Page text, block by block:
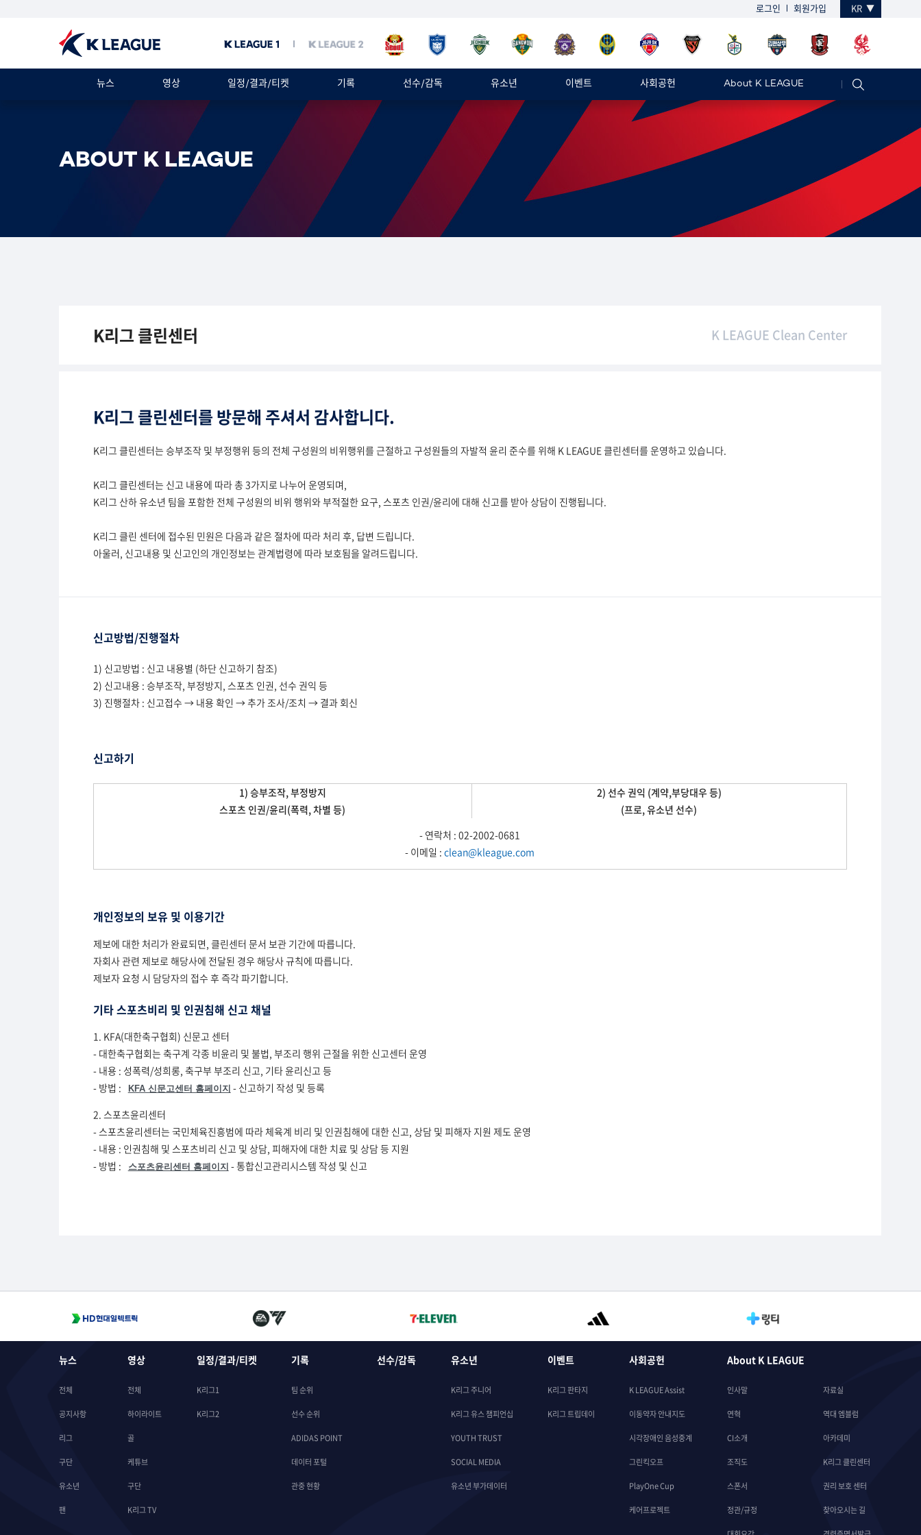
로그인 회원가입 KR
뉴스 영상 일정/결과/티켓 기록 선수/감독 유소년 이벤트 사회공헌 About K LEAGUE
ABOUT K LEAGUE
K리그 클린센터 K LEAGUE Clean Center
K리그 클린센터를 방문해 주셔서 감사합니다.
K리그 클린센터는 승부조작 및 부정행위 등의 전체 구성원의 비위행위를 근절하고 구성원들의 자발적 윤리 준수를 위해 K LEAGUE 클린센터를 운영하고 있습니다.
K리그 클린센터는 신고 내용에 따라 총 3가지로 나누어 운영되며,
K리그 산하 유소년 팀을 포함한 전체 구성원의 비위 행위와 부적절한 요구, 스포츠 인권/윤리에 대해 신고를 받아 상담이 진행됩니다.
K리그 클린 센터에 접수된 민원은 다음과 같은 절차에 따라 처리 후, 답변 드립니다.
아울러, 신고내용 및 신고인의 개인정보는 관계법령에 따라 보호됨을 알려드립니다.
신고방법/진행절차
1) 신고방법 : 신고 내용별 (하단 신고하기 참조)
2) 신고내용 : 승부조작, 부정방지, 스포츠 인권, 선수 권익 등
3) 진행절차 : 신고접수 → 내용 확인 → 추가 조사/조치 → 결과 회신
신고하기
1) 승부조작, 부정방지
스포츠 인권/윤리(폭력, 차별 등)
2) 선수 권익 (계약,부당대우 등)
(프로, 유소년 선수)
- 연락처 : 02-2002-0681
- 이메일 :clean@kleague.com
개인정보의 보유 및 이용기간
제보에 대한 처리가 완료되면, 클린센터 문서 보관 기간에 따릅니다.
자회사 관련 제보로 해당사에 전달된 경우 해당사 규칙에 따릅니다.
제보자 요청 시 담당자의 접수 후 즉각 파기합니다.
기타 스포츠비리 및 인권침해 신고 채널
1. KFA(대한축구협회) 신문고 센터
- 대한축구협회는 축구계 각종 비윤리 및 불법, 부조리 행위 근절을 위한 신고센터 운영
- 내용 : 성폭력/성희롱, 축구부 부조리 신고, 기타 윤리신고 등
- 방법 :
KFA 신문고센터 홈페이지 - 신고하기 작성 및 등록
2. 스포츠윤리센터
- 스포츠윤리센터는 국민체육진흥범에 따라 체육계 비리 및 인권침해에 대한 신고, 상담 및 피해자 지원 제도 운영
- 내용 : 인권침해 및 스포츠비리 신고 및 상담, 피해자에 대한 치료 및 상담 등 지원
- 방법 :
스포츠윤리센터 홈페이지 - 통합신고관리시스템 작성 및 신고
뉴스
전체
공지사항
리그
구단
유소년
팬
영상
전체
하이라이트
골
케튜브
구단
K리그 TV
일정/결과/티켓
K리그1
K리그2
기록
팀 순위
선수 순위
ADIDAS POINT
데이터 포털
관중 현황
선수/감독 유소년
K리그 주니어
K리그 유스 챔피언십
YOUTH TRUST
SOCIAL MEDIA
유소년 부가데이터
이벤트
K리그 판타지
K리그 트립데이
사회공헌
K LEAGUE Assist
이동약자 안내지도
시각장애인 음성중계
그린킥오프
PlayOne Cup
케어프로젝트
About K LEAGUE
인사말
연혁
CI소개
조직도
스폰서
정관/규정
자료실
역대 엠블럼
아카데미
K리그 클린센터
권리 보호 센터
찾아오시는 길